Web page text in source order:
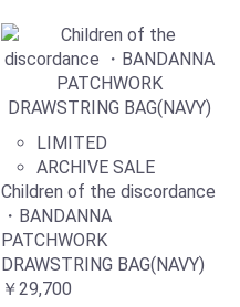
LIMITED
ARCHIVE SALE
Children of the discordance
・BANDANNA
PATCHWORK
DRAWSTRING BAG(NAVY)
￥29,700